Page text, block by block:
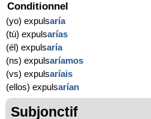
Conditionnel
(yo) expulsaría
(tú) expulsarías
(él) expulsaría
(ns) expulsaríamos
(vs) expulsaríais
(ellos) expulsarían
Subjonctif